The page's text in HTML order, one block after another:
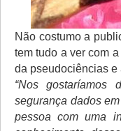
Não costumo a
tem tudo a ver com
da pseudociências
“Nos gostaríamos
segurança dados
pessoa com uma